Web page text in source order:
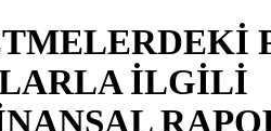
İLGİLİ